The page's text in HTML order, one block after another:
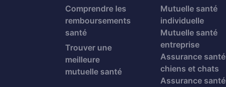
Comprendre les
remboursements
santé
Trouver une
meilleure
mutuelle santé
Mutuelle santé
individuelle
Mutuelle santé
entreprise
Assurance santé
chiens et chats
Assurance santé